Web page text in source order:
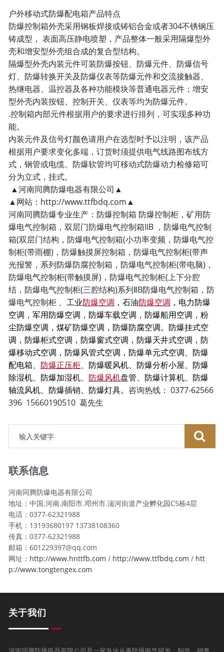
户外移动式防爆配电箱产品特点
防爆控制箱外壳采用钢板焊接或铸铝合金或者304不锈钢压
铸成型， 表面高压静电喷塑，产品整体一般采用隔爆型外
壳和增安型外壳组合成的复合型结构。
隔爆型外壳内装元件可装防爆按钮、防爆元件、防爆信号
灯、防爆转换开关及防爆仪表等防爆元件和交流接触器、
热继电器、温控器及各种功能模块等普通电器元件；增安
型外壳内装按钮、控制开关、仪表等均为防爆元件。
.控制箱内部元件根据用户的要求进行排列，可实现多种功
能。
内装元件及信号灯颜色请用户在选型时予以注明，该产品
根据用户要求变化多端，订货时须提供电气线路图布线方
式，钢管或电缆、防爆软管均可移动式防爆动力检修箱可
分为立式，挂式。
▲河南同腾防爆电器有限公司▲
▲网站：http://www.ttfbdq.com▲
河南同腾防爆专业生产：防爆控制箱 防爆控制柜，矿用防
爆电气控制箱，双层门防爆电气控制箱IIB ，防爆电气控制
箱(双层门结构，防爆电气控制箱(小功率变频，防爆电气控
制柜(带雨棚)，防爆触摸屏控制箱，防爆电气控制柜(带声
光报警，系列防爆防腐控制箱，防爆电气控制柜(带电脑)，
防爆电气控制柜(带触摸屏)，防爆电气控制柜(上下分腔
结，防爆电气控制柜(三腔结构)系列ⅡB防爆电气控制箱，防
爆电气控制柜 、工业防爆空调 ，石油防爆空调 ，电力防爆
空调，军用防爆空调，防爆车载空调，防爆船用空调，粉
尘防爆空调，煤矿防爆空调，防爆防腐空调。防爆挂式空
调，防爆柜式空调，防爆窗式空调，防爆天井式空调，防
爆移动式空调，防爆风管式空调，防爆单元式空调、防爆
配电箱、 防爆正压柜、防爆暖风机、防爆分析小屋、防爆
除湿机、防爆加湿机、 防爆风机盘管、防爆计算机、防爆
轴流风机、防爆插销、防爆灯具。 咨询热线： 0377-62566
396 15660190510 葛先生
联系信息
河南同腾防爆电器有限公司
地址：中国.河南.南阳市.邓州市.湍河街道产业孵化园C5栋4层
电话：0377-62321988
手机：13193680197 13738108360
传真：0377-62321988
邮箱：601229397@qq.com
网址： http://www.hnttfb.com / http://www.ttfbdq.com / htt
p://www.tongtengex.com
关于我们